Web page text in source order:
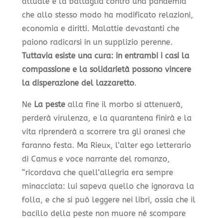
che allo stesso modo ha modificato relazioni,
economia e diritti. Malattie devastanti che
paiono radicarsi in un supplizio perenne.
Tuttavia esiste una cura: in entrambi i casi la
compassione e la solidarietà possono vincere
la disperazione del lazzaretto.
Ne La pestealla fine il morbo si attenuerà,
perderà virulenza, e la quarantena finirà e la
vita riprenderà a scorrere tra gli oranesi che
faranno festa. Ma Rieux, l’alter ego letterario
di Camus e voce narrante del romanzo,
“ricordava che quell’allegria era sempre
minacciata: lui sapeva quello che ignorava la
folla, e che si può leggere nei libri, ossia che il
bacillo della peste non muore né scompare